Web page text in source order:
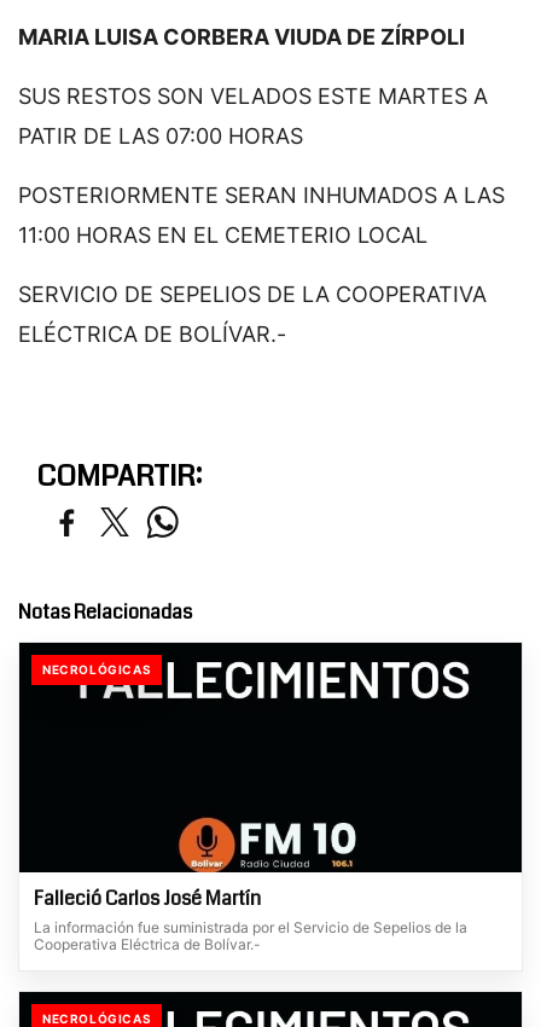
MARIA LUISA CORBERA VIUDA DE ZÍRPOLI
SUS RESTOS SON VELADOS ESTE MARTES A
PATIR DE LAS 07:00 HORAS
POSTERIORMENTE SERAN INHUMADOS A LAS
11:00 HORAS EN EL CEMETERIO LOCAL
SERVICIO DE SEPELIOS DE LA COOPERATIVA
ELÉCTRICA DE BOLÍVAR.-
COMPARTIR:
Notas Relacionadas
NECROLÓGICAS
Falleció Carlos José Martín
La información fue suministrada por el Servicio de Sepelios de la
Cooperativa Eléctrica de Bolívar.-
NECROLÓGICAS